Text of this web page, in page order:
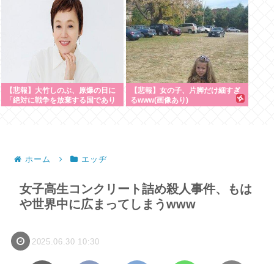
【悲報】大竹しのぶ、原爆の日に
「絶対に戦争を放棄する国であり
【悲報】女の子、片脚だけ細すぎ
るwww(画像あり)
ホーム エッヂ
女子高生コンクリート詰め殺人事件、もは
や世界中に広まってしまうwww
2025.06.30 10:30